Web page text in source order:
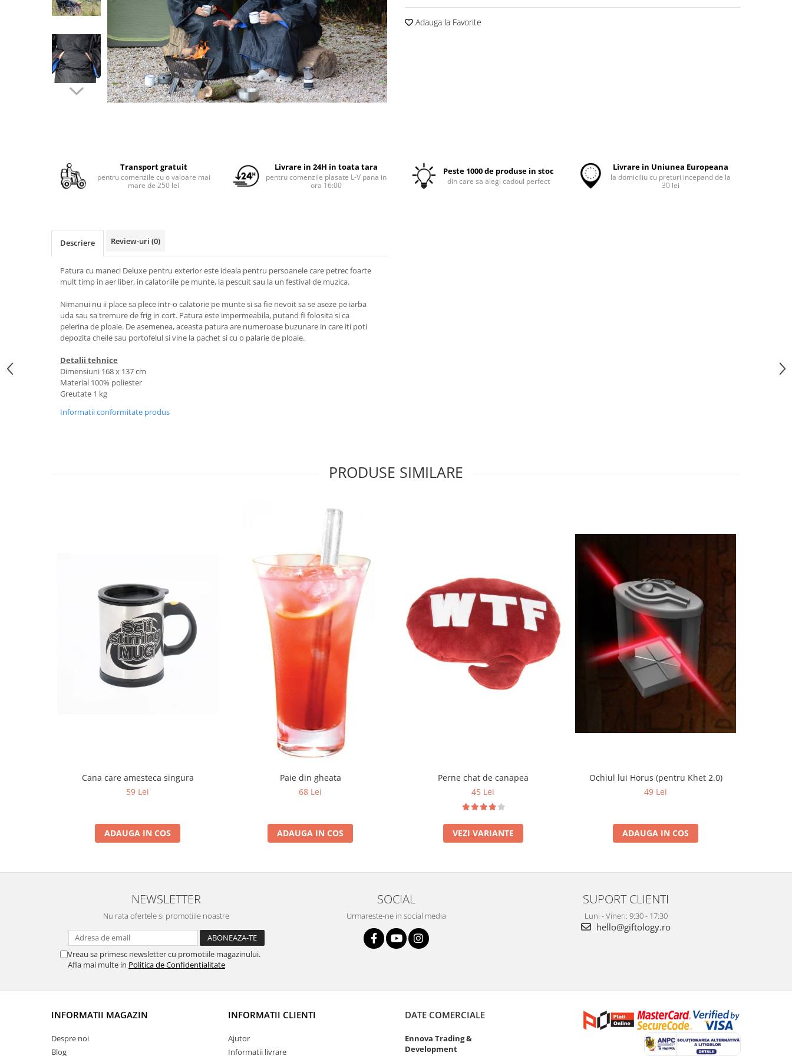
Adauga la Favorite
Transport gratuit
pentru comenzile cu o valoare mai
mare de 250 lei
Livrare in 24H in toata tara
pentru comenzile plasate L-V pana in
ora 16:00
Peste 1000 de produse in stoc
din care sa alegi cadoul perfect
Livrare in Uniunea Europeana
la domiciliu cu preturi incepand de la
30 lei
Descriere Review-uri (0)
Patura cu maneci Deluxe pentru exterior este ideala pentru persoanele care petrec foarte
mult timp in aer liber, in calatoriile pe munte, la pescuit sau la un festival de muzica.
Nimanui nu ii place sa plece intr-o calatorie pe munte si sa fie nevoit sa se aseze pe iarba
uda sau sa tremure de frig in cort. Patura este impermeabila, putand fi folosita si ca
pelerina de ploaie. De asemenea, aceasta patura are numeroase buzunare in care iti poti
depozita cheile sau portofelul si vine la pachet si cu o palarie de ploaie.
Detalii tehnice
Dimensiuni 168 x 137 cm
Material 100% poliester
Greutate 1 kg
Informatii conformitate produs
PRODUSE SIMILARE
Cana care amesteca singura
59 Lei
ADAUGA IN COS
Paie din gheata
68 Lei
ADAUGA IN COS
Perne chat de canapea
45 Lei
VEZI VARIANTE
Ochiul lui Horus (pentru Khet 2.0)
49 Lei
ADAUGA IN COS
NEWSLETTER
Nu rata ofertele si promotiile noastre
Vreau sa primesc newsletter cu promotiile magazinului.
Afla mai multe in Politica de Confidentialitate
SOCIAL
Urmareste-ne in social media
SUPORT CLIENTI
Luni - Vineri: 9:30 - 17:30
hello@giftology.ro
INFORMATII MAGAZIN
Despre noi
Blog
INFORMATII CLIENTI
Ajutor
Informatii livrare
DATE COMERCIALE
Ennova Trading &
Development